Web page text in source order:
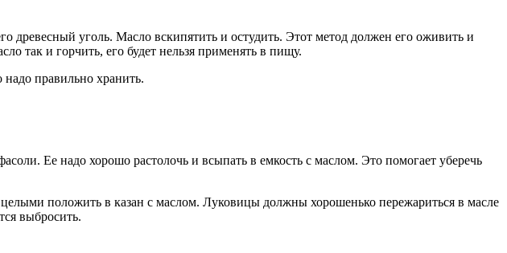
древесный уголь. Масло вскипятить и остудить. Этот метод должен его оживить и
так и горчить, его будет нельзя применять в пищу.
надо правильно хранить.
Ее надо хорошо растолочь и всыпать в емкость с маслом. Это помогает уберечь
положить в казан с маслом. Луковицы должны хорошенько пережариться в масле
выбросить.